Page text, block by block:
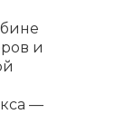
и
—